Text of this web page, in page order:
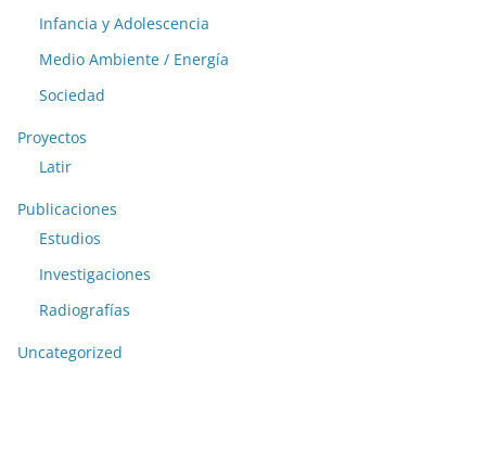
Infancia y Adolescencia
Medio Ambiente / Energía
Sociedad
Proyectos
Latir
Publicaciones
Estudios
Investigaciones
Radiografías
Uncategorized